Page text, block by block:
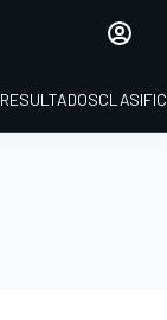
RESULTADOS